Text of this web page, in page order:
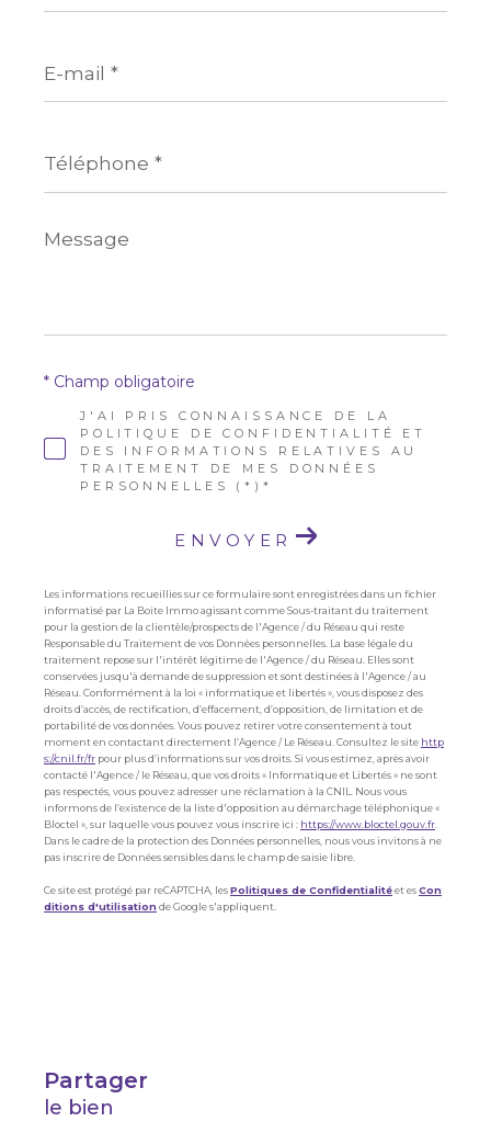
mail
*
*
Message
*
J'AI PRIS CONNAISSANCE DE LA
POLITIQUE DE CONFIDENTIALITÉ ET
DES INFORMATIONS RELATIVES AU
TRAITEMENT DE MES DONNÉES
PERSONNELLES (*)*
* Champ obligatoire
ENVOYER
Les informations recueillies sur ce formulaire sont enregistrées dans un fichier
informatisé par La Boite Immo agissant comme Sous-traitant du traitement
pour la gestion de la clientèle/prospects de l'Agence / du Réseau qui reste
Responsable du Traitement de vos Données personnelles. La base légale du
traitement repose sur l'intérêt légitime de l'Agence / du Réseau. Elles sont
conservées jusqu'à demande de suppression et sont destinées à l'Agence / au
Réseau. Conformément à la loi « informatique et libertés », vous disposez des
droits d’accès, de rectification, d’effacement, d’opposition, de limitation et de
portabilité de vos données. Vous pouvez retirer votre consentement à tout
moment en contactant directement l’Agence / Le Réseau. Consultez le site http
s://cnil.fr/fr pour plus d’informations sur vos droits. Si vous estimez, après avoir
contacté l'Agence / le Réseau, que vos droits « Informatique et Libertés » ne sont
pas respectés, vous pouvez adresser une réclamation à la CNIL. Nous vous
informons de l’existence de la liste d'opposition au démarchage téléphonique «
Bloctel », sur laquelle vous pouvez vous inscrire ici : https://www.bloctel.gouv.fr
Dans le cadre de la protection des Données personnelles, nous vous invitons à ne
pas inscrire de Données sensibles dans le champ de saisie libre.
Ce site est protégé par reCAPTCHA, lesPolitiques de Confidentialitéet esCon
ditions d'utilisation de Google s'appliquent.
partager
le bien